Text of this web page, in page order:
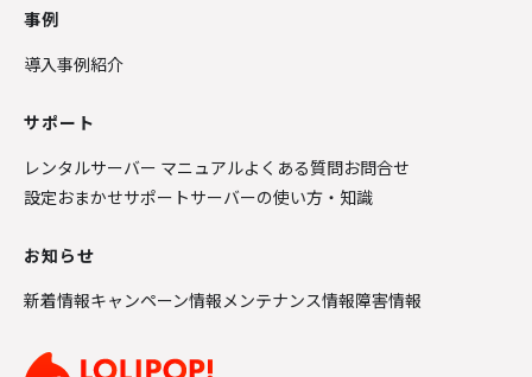
事例
導入事例紹介
サポート
レンタルサーバー マニュアルよくある質問お問合せ
設定おまかせサポートサーバーの使い方・知識
お知らせ
新着情報キャンペーン情報メンテナンス情報障害情報